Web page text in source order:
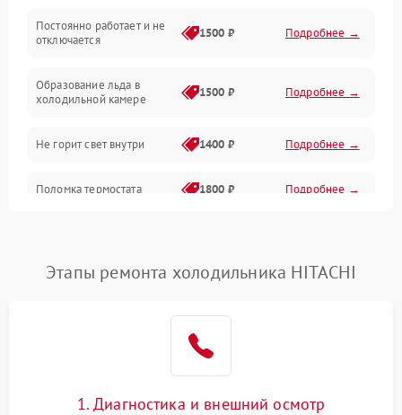
Постоянно работает и не
отключается
1500 ₽ Подробнее →
Образование льда в
холодильной камере
1500 ₽ Подробнее →
Не горит свет внутри 1400 ₽ Подробнее →
Поломка термостата 1800 ₽ Подробнее →
Поломка системы No Frost 2600 ₽ Подробнее →
Этапы ремонта холодильника HITACHI
1. Диагностика и внешний осмотр